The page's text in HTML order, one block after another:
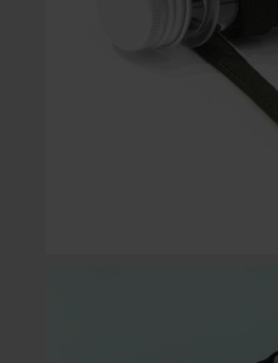
SWAROVSKI
ACCESORIOS PARA CORDONES